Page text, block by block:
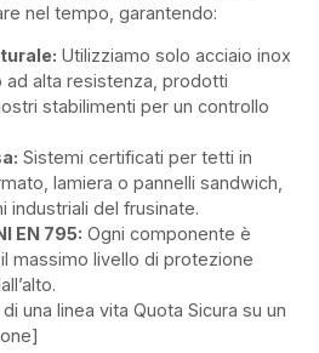
nel tempo, garantendo:
Utilizziamo solo acciaio inox
ad alta resistenza, prodotti
stabilimenti per un controllo
Sistemi certificati per tetti in
lamiera o pannelli sandwich,
industriali del frusinate.
EN 795: Ogni componente è
massimo livello di protezione
una linea vita Quota Sicura su un